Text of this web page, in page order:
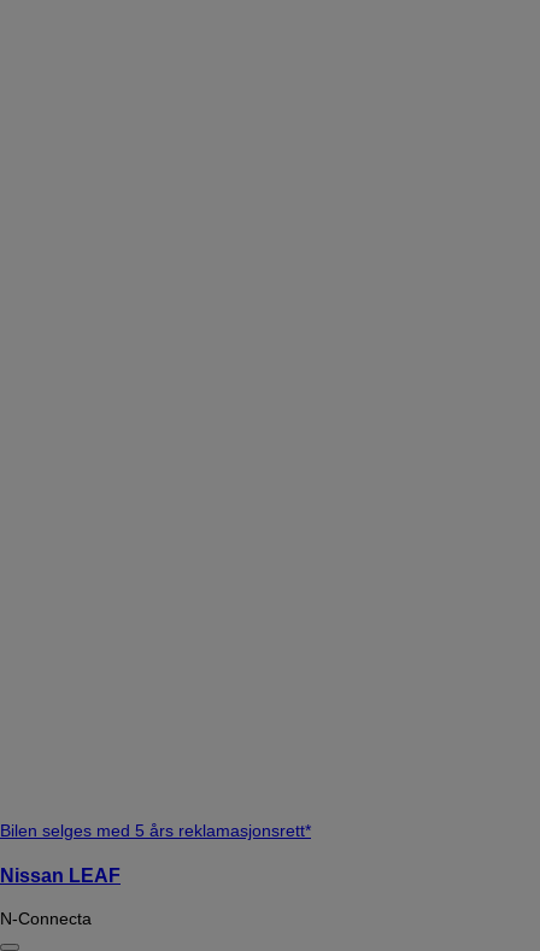
Bilen selges med 5 års reklamasjonsrett*
Nissan LEAF
N-Connecta